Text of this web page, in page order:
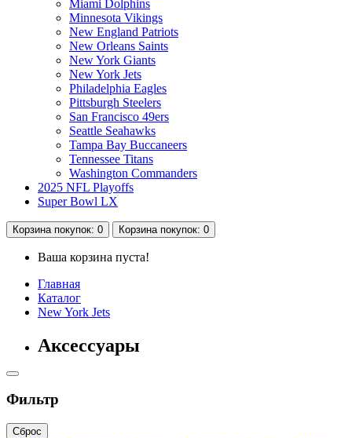
Miami Dolphins
Minnesota Vikings
New England Patriots
New Orleans Saints
New York Giants
New York Jets
Philadelphia Eagles
Pittsburgh Steelers
San Francisco 49ers
Seattle Seahawks
Tampa Bay Buccaneers
Tennessee Titans
Washington Commanders
2025 NFL Playoffs
Super Bowl LX
Корзина покупок: 0 Корзина покупок: 0
Ваша корзина пуста!
Главная
Каталог
New York Jets
Аксессуары
Фильтр
Сброс